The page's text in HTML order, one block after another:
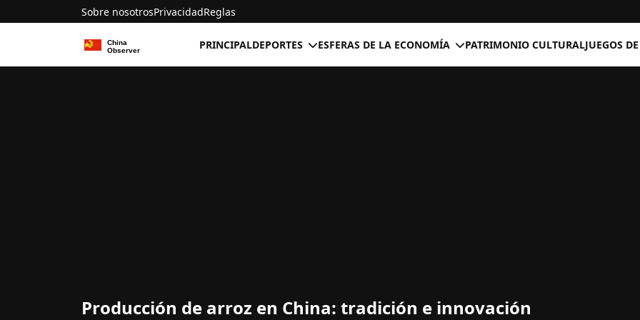
Sobre nosotrosPrivacidadReglas
PRINCIPALDEPORTES ESFERAS DE LA ECONOMÍA PATRIMONIO CULTURALJUEGOS
Producción de arroz en China: tradición e innovación